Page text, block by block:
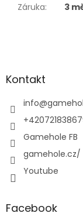
Záruka: 3
aKontakt
info@
Gamehole FB
gamehole.cz/
Youtube
Facebook